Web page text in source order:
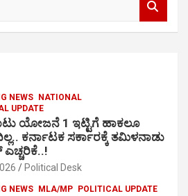
NEWS
NATIONAL
UPDATE
ಯೋಜನೆ 1 ಇಟ್ಟಿಗೆ ಹಾಕಲೂ
ಕರ್ನಾಟಕ ಸರ್ಕಾರಕ್ಕೆ ತಮಿಳನಾಡು
ಎಚ್ಚರಿಕೆ..!
Political Desk
NEWS MLA/MP POLITICAL UPDATE